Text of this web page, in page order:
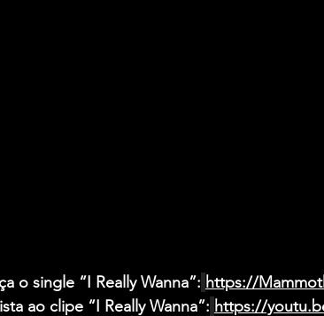
o single “I Really Wanna”: https://
ao clipe “I Really Wanna”: https://